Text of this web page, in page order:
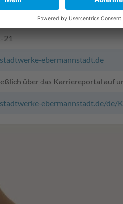
Donaubauer
21
ebermannstadt.de
über das Karriereportal auf
ebermannstadt.de/de/